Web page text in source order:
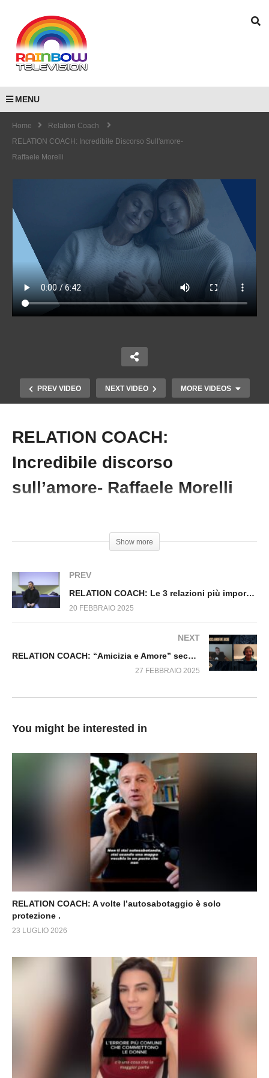
MENU
Home
Relation Coach
RELATION COACH: Incredibile Discorso Sull'amore-
Raffaele Morelli
PREV VIDEO NEXT VIDEO MORE VIDEOS
Copy Embed Code
RELATION COACH: Vuoi sempre avere ragione
RELATION COACH:
Incredibile discorso
sull’amore- Raffaele Morelli
Show more
PREV
RELATION COACH: Le 3 relazioni più importanti che ti cambiano la vita
20 FEBBRAIO 2025
NEXT
RELATION COACH: “Amicizia e Amore” secondo Corrado Malanga
27 FEBBRAIO 2025
You might be interested in
RELATION COACH: A volte l’autosabotaggio è solo
protezione .
23 LUGLIO 2026